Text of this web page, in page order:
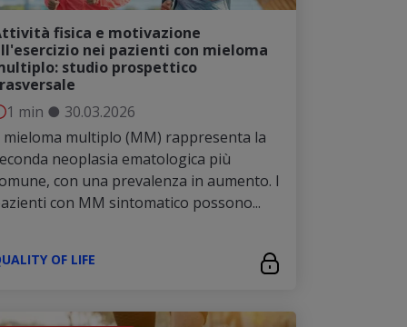
fisica e motivazione
nei pazienti con mieloma
studio prospettico
1 min ● 30.03.2026
mieloma multiplo (MM) rappresenta la
neoplasia ematologica più
con una prevalenza in aumento. I
con MM sintomatico possono...
OF LIFE